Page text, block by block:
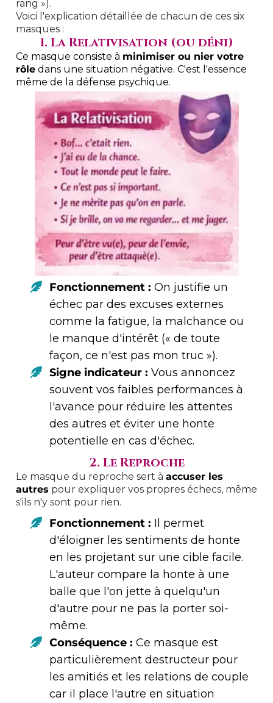
rang »).
Voici l'explication détaillée de chacun de ces six
masques :
1. La Relativisation (ou déni)
Ce masque consiste à minimiser ou nier votre
rôle dans une situation négative. C'est l'essence
même de la défense psychique.
Fonctionnement : On justifie un
échec par des excuses externes
comme la fatigue, la malchance ou
le manque d'intérêt (« de toute
façon, ce n'est pas mon truc »).
Signe indicateur : Vous annoncez
souvent vos faibles performances à
l'avance pour réduire les attentes
des autres et éviter une honte
potentielle en cas d'échec.
2. Le Reproche
Le masque du reproche sert à accuser les
autres pour expliquer vos propres échecs, même
s'ils n'y sont pour rien.
Fonctionnement : Il permet
d'éloigner les sentiments de honte
en les projetant sur une cible facile.
L'auteur compare la honte à une
balle que l'on jette à quelqu'un
d'autre pour ne pas la porter soi-
même.
Conséquence : Ce masque est
particulièrement destructeur pour
les amitiés et les relations de couple
car il place l'autre en situation